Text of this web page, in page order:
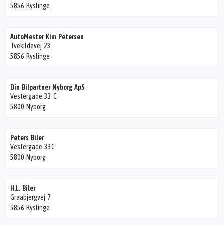
5856 Ryslinge
AutoMester Kim Petersen
Tvekildevej 23
5856 Ryslinge
Din Bilpartner Nyborg ApS
Vestergade 33 C
5800 Nyborg
Peters Biler
Vestergade 33C
5800 Nyborg
H.L. Biler
Graabjergvej 7
5856 Ryslinge